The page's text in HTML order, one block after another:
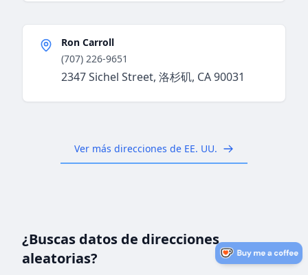
Ron Carroll
(707) 226-9651
2347 Sichel Street, 洛杉矶, CA 90031
Ver más direcciones de EE. UU.
¿Buscas datos de direcciones
aleatorias?